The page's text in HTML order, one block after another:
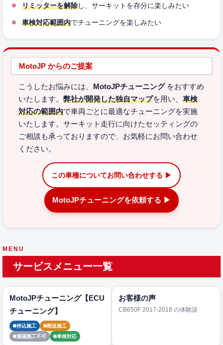
リミッターを解除し、サーキットを存分に楽しみたい
車検対応範囲内でチューニングを楽しみたい
MotoJP からのご提案
こうしたお悩みには、 MotoJPチューニングをおすすめ
いたします。 弊社が開発した独自マップを用い、 車検
対応の範囲内で車両ごとに最適なチューニングを実施
いたします。サーキット走行に向けたセッティングの
ご相談も承っておりますので、お気軽にお問い合わせ
ください。
この車種についてお問い合わせする ▶
MotoJPチューニングを依頼する ▶
MENU
サービスメニュー一覧
MotoJPチューニング【ECU
チューニング】
持込施工
郵送施工
遠隔施工不可
車検対応
お客様の声
CB650F 2017-2018 の体験談